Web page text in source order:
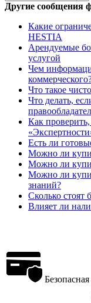
Другие сообщения
Какие
HESTIA
Арендуемые
услугой
Чем
Что такое
Что делать,
Как
Есть ли
Можно ли
Можно ли
Можно ли
знаний?
Сколько стоят
Влияет ли
Безопасная